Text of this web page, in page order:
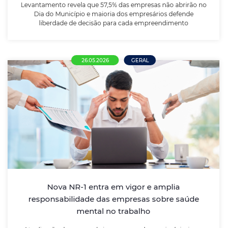
Levantamento revela que 57,5% das empresas não abrirão no
Dia do Município e maioria dos empresários defende
liberdade de decisão para cada empreendimento
26.05.2026 GERAL
Nova NR-1 entra em vigor e amplia
responsabilidade das empresas sobre saúde
mental no trabalho
Nova NR-1 entra em vigor e amplia
responsabilidade das empresas sobre
saúde mental no trabalho
Atualização da norma obriga empregadores a incluir
assédio, no gerenciamento de riscos ocupacionais